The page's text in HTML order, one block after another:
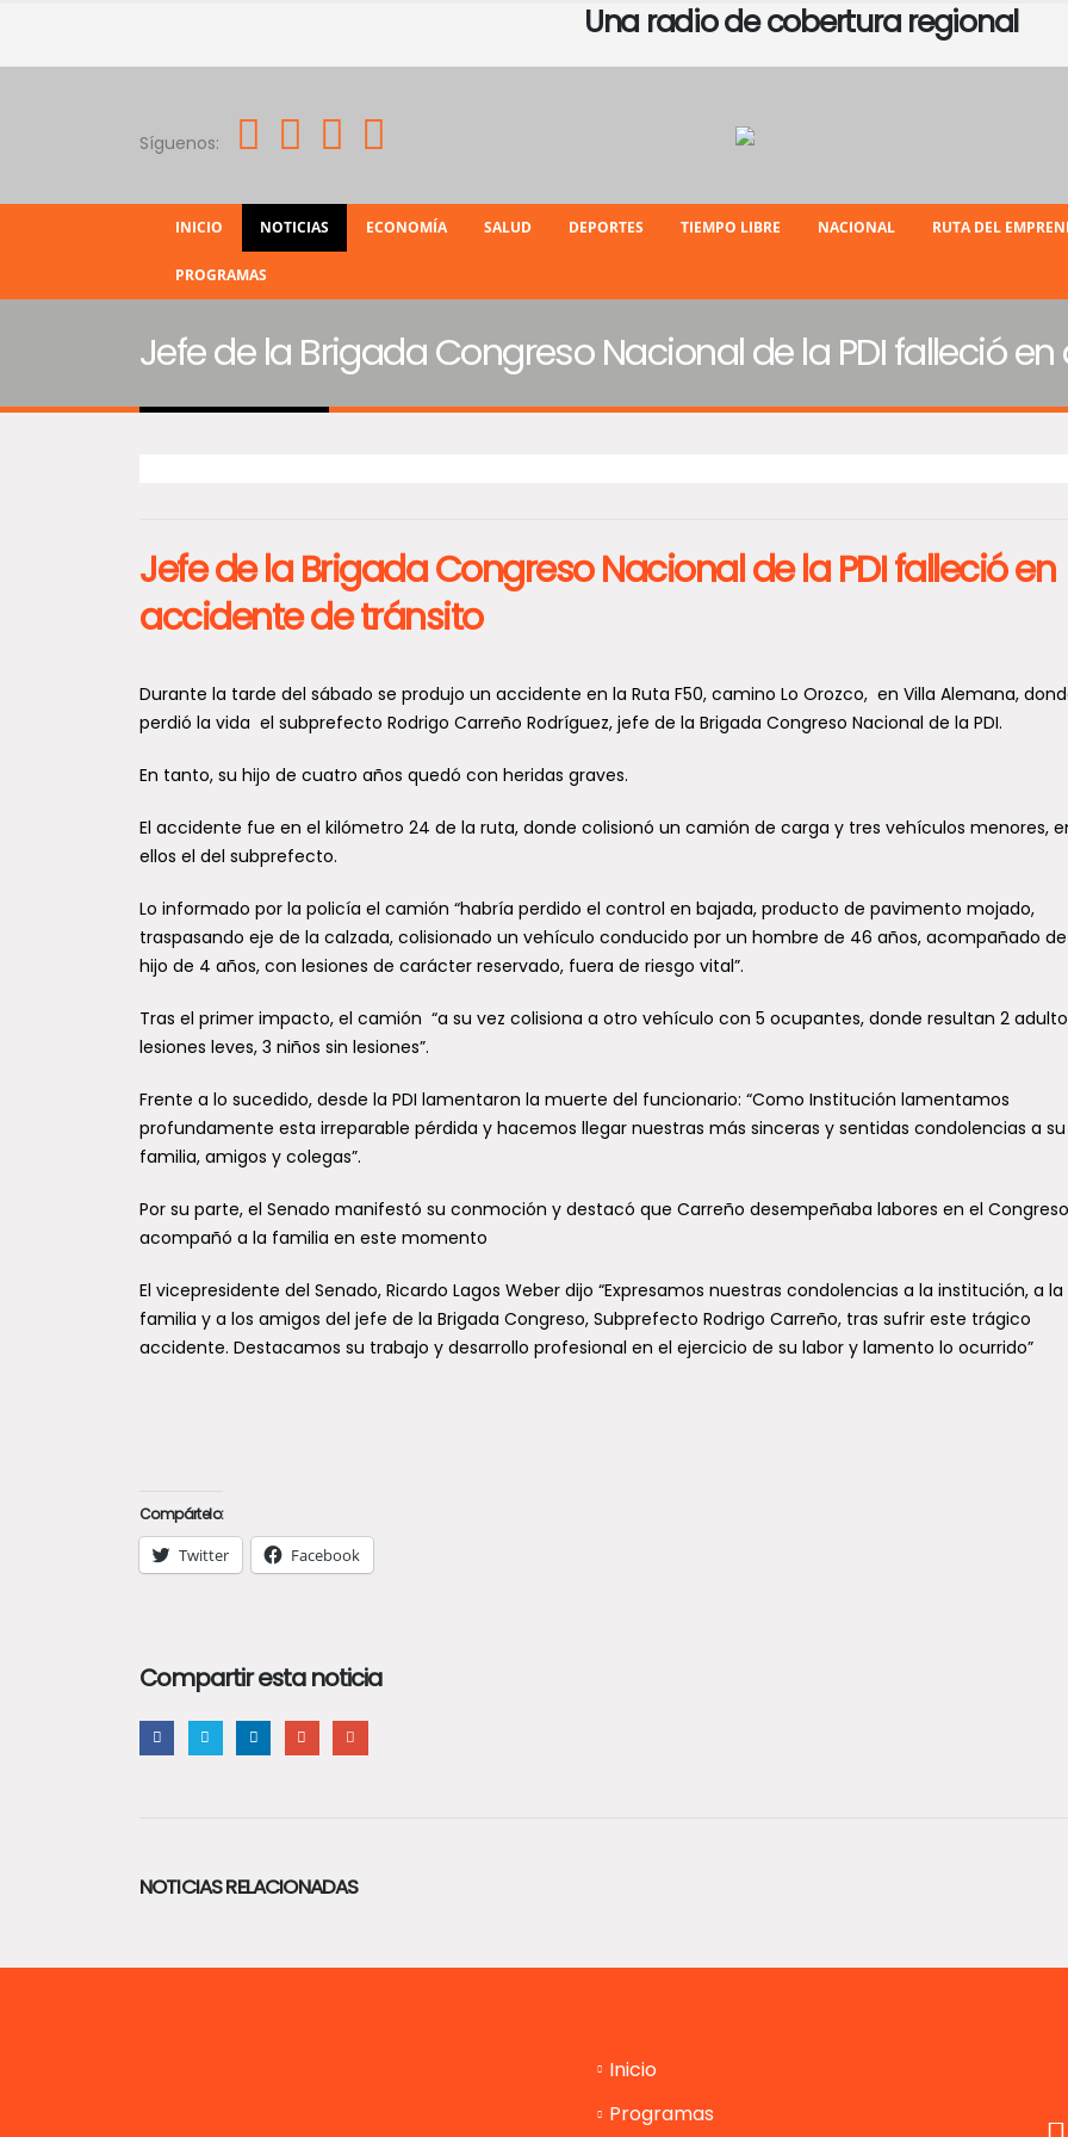
Una radio de cobertura regional
Síguenos:
INICIO NOTICIAS ECONOMÍA SALUD DEPORTES TIEMPO LIBRE NACIONAL RUTA DEL
PROGRAMAS
Jefe de la Brigada Congreso Nacional de la PDI falleció
Jefe de la Brigada Congreso Nacional de la PDI falleció en
accidente de tránsito
Durante la tarde del sábado se produjo un accidente en la Ruta F50, camino Lo Orozco, en Villa Alemana,
perdió la vida el subprefecto Rodrigo Carreño Rodríguez, jefe de la Brigada Congreso Nacional de la PDI.
En tanto, su hijo de cuatro años quedó con heridas graves.
El accidente fue en el kilómetro 24 de la ruta, donde colisionó un camión de carga y tres vehículos menores,
ellos el del subprefecto.
Lo informado por la policía el camión “habría perdido el control en bajada, producto de pavimento mojado,
traspasando eje de la calzada, colisionado un vehículo conducido por un hombre de 46 años, acompañado
hijo de 4 años, con lesiones de carácter reservado, fuera de riesgo vital”.
Tras el primer impacto, el camión “a su vez colisiona a otro vehículo con 5 ocupantes, donde resultan 2
lesiones leves, 3 niños sin lesiones”.
Frente a lo sucedido, desde la PDI lamentaron la muerte del funcionario: “Como Institución lamentamos
profundamente esta irreparable pérdida y hacemos llegar nuestras más sinceras y sentidas condolencias a su
familia, amigos y colegas”.
Por su parte, el Senado manifestó su conmoción y destacó que Carreño desempeñaba labores en el
acompañó a la familia en este momento
El vicepresidente del Senado, Ricardo Lagos Weber dijo “Expresamos nuestras condolencias a la institución, a la
familia y a los amigos del jefe de la Brigada Congreso, Subprefecto Rodrigo Carreño, tras sufrir este trágico
accidente. Destacamos su trabajo y desarrollo profesional en el ejercicio de su labor y lamento lo ocurrido”
Compártelo:
Twitter Facebook
Compartir esta noticia
NOTICIAS RELACIONADAS
Inicio
Programas